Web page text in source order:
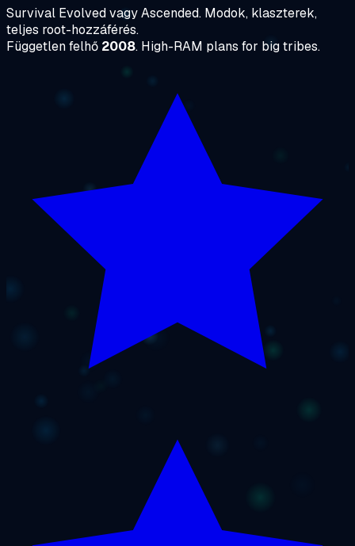
Survival Evolved vagy Ascended. Modok, klaszterek,
teljes root-hozzáférés.
Független felhő 2008. High-RAM plans for big tribes.